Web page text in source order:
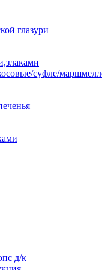
глазури
суфле/
д/к